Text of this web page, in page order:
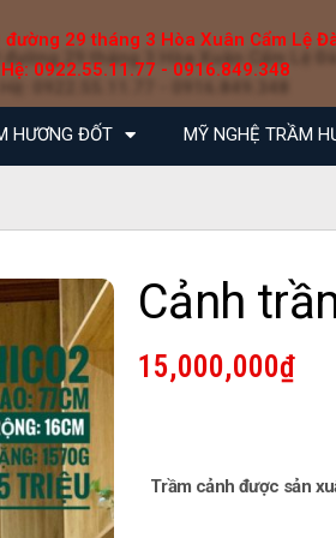
29 tháng 3 Hòa Xuân Cẩm Lệ
0922.55.11.77 - 0916.849.348
HƯƠNG ĐỐT MỸ NGHỆ TRẦM
Cảnh
15,000,000₫
Trầm cảnh được sản